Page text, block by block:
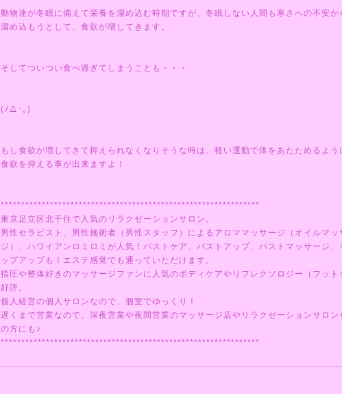
動物達が冬眠に備えて栄養を溜め込む時期ですが、冬眠しない人間も寒さへの不安か
溜め込もうとして、食欲が増してきます。
そしてついつい食べ過ぎてしまうことも・・・
(ﾉ△･｡)
もし食欲が増してきて抑えられなくなりそうな時は、軽い運動で体をあたためるよう
食欲を抑える事が出来ますよ！
***************************************************************
東京足立区北千住で人気のリラクゼーションサロン。
男性セラピスト、男性施術者（男性スタッフ）によるアロママッサージ（オイルマッ
ジ）、ハワイアンロミロミが人気！バストケア、バストアップ、バストマッサージ、
ップアップも！エステ感覚でも通っていただけます。
指圧や整体好きのマッサージファンに人気のボディケアやリフレクソロジー（フット
好評。
個人経営の個人サロンなので、個室でゆっくり！
遅くまで営業なので、深夜営業や夜間営業のマッサージ店やリラクゼーションサロン
の方にも♪
***************************************************************